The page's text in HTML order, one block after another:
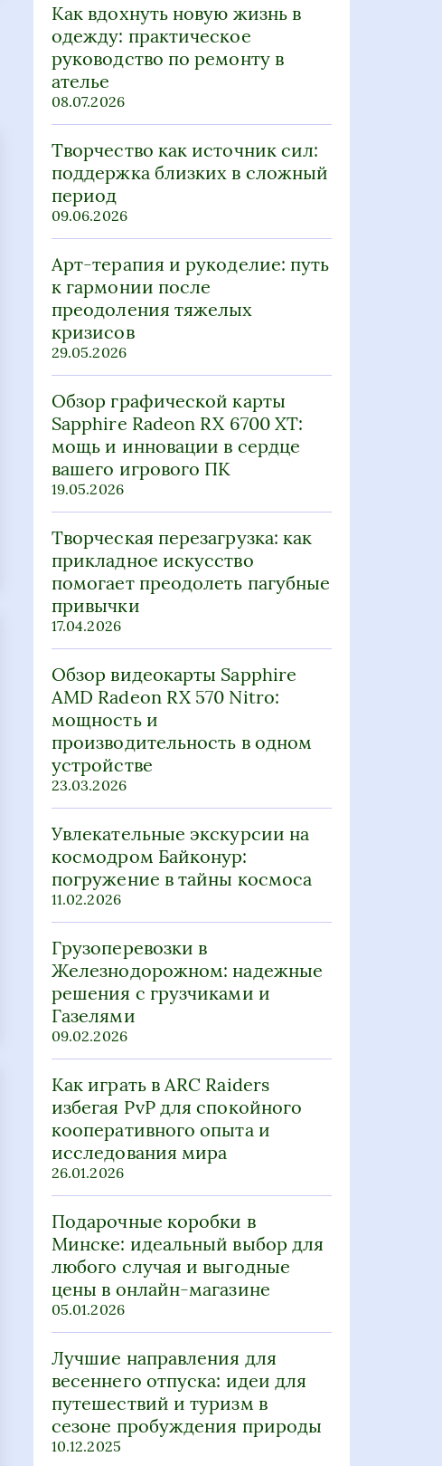
Как вдохнуть новую жизнь в
одежду: практическое
руководство по ремонту в
ателье
08.07.2026
Творчество как источник сил:
поддержка близких в сложный
период
09.06.2026
Арт-терапия и рукоделие: путь
к гармонии после
преодоления тяжелых
кризисов
29.05.2026
Обзор графической карты
Sapphire Radeon RX 6700 XT:
мощь и инновации в сердце
вашего игрового ПК
19.05.2026
Творческая перезагрузка: как
прикладное искусство
помогает преодолеть пагубные
привычки
17.04.2026
Обзор видеокарты Sapphire
AMD Radeon RX 570 Nitro:
мощность и
производительность в одном
устройстве
23.03.2026
Увлекательные экскурсии на
космодром Байконур:
погружение в тайны космоса
11.02.2026
Грузоперевозки в
Железнодорожном: надежные
решения с грузчиками и
Газелями
09.02.2026
Как играть в ARC Raiders
избегая PvP для спокойного
кооперативного опыта и
исследования мира
26.01.2026
Подарочные коробки в
Минске: идеальный выбор для
любого случая и выгодные
цены в онлайн-магазине
05.01.2026
Лучшие направления для
весеннего отпуска: идеи для
путешествий и туризм в
сезоне пробуждения природы
10.12.2025